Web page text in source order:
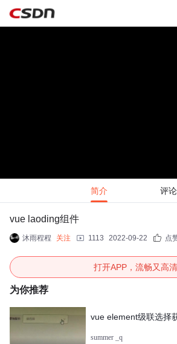
简介 评论
vue laoding组件
沐雨程程 关注 1113 2022-09-22 点
打开APP，流畅又高清
为你推荐
vue element级联选择
summer _q